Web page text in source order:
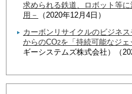
求められる鉄道、ロボット等
用－
（2020年12月4日）
カーボンリサイクルのビジネ
からのCO2を「持続可能なジェ
ギーシステムズ株式会社）（